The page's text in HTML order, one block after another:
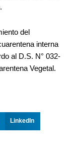
del
interna
al D.S. N° 032-
Vegetal.
LinkedIn